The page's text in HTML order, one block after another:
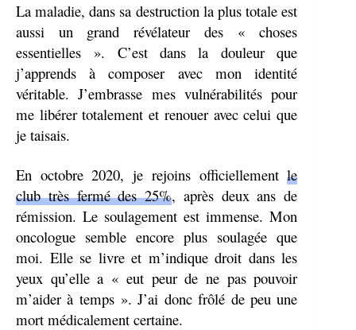
La maladie, dans sa destruction la plus totale est
aussi un grand révélateur des « choses
essentielles ». C’est dans la douleur que
j’apprends à composer avec mon identité
véritable. J’embrasse mes vulnérabilités pour
me libérer totalement et renouer avec celui que
je taisais.
En octobre 2020, je rejoins officiellementle
club très fermé des 25%, après deux ans de
rémission. Le soulagement est immense. Mon
oncologue semble encore plus soulagée que
moi. Elle se livre et m’indique droit dans les
yeux qu’elle a « eut peur de ne pas pouvoir
m’aider à temps ». J’ai donc frôlé de peu une
mort médicalement certaine.